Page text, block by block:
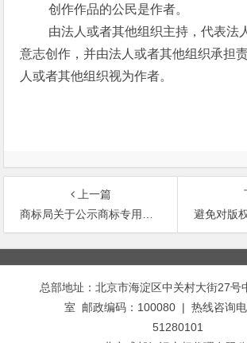
创作作品的公民是作者。
由法人或者其他组织主持，代表法
意志创作，并由法人或者其他组织承担
人或者其他组织视为作者。
上一篇
商标局关于公示商标专用权质权登记信息的通告
避免对版权使用费双
文
章
总部地址：北京市海淀区中关村大街27号
室 邮政编码：100080 | 热线咨询
51280101